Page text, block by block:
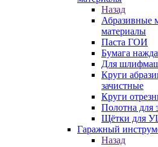
Назад
Абразивные
материалы
Паста ГОИ
Бумага
Для
Круги
зачистные
Круги
Полотна для
Щётки для
Гаражный
Назад